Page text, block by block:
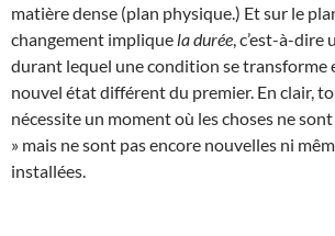
matière dense (plan physique.) Et sur le
changement implique la durée , c’est-à-
durant lequel une condition se transforme
nouvel état différent du premier. En clair,
nécessite un moment où les choses ne
» mais ne sont pas encore nouvelles ni
installées.